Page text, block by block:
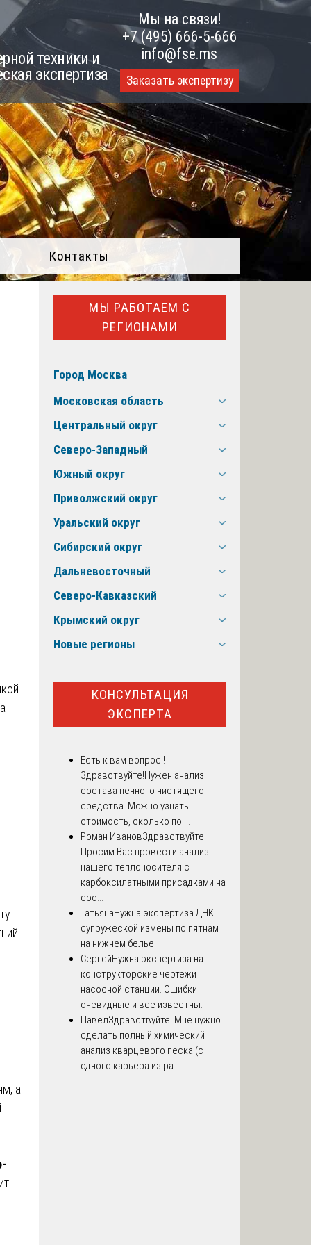
техники и
экспертиза
Мы на связи!
+7 (495) 666-5-666
info@fse.ms
Заказать экспертизу
Контакты
а
МЫ РАБОТАЕМ С
РЕГИОНАМИ
Город Москва
Московская область
Центральный округ
Северо-Западный
Южный округ
Приволжский округ
Уральский округ
Сибирский округ
Дальневосточный
Северо-Кавказский
Крымский округ
Новые регионы
КОНСУЛЬТАЦИЯ
ЭКСПЕРТА
Есть к вам вопрос !
Здравствуйте!Нужен анализ
состава пенного чистящего
средства. Можно узнать
стоимость, сколько по ...
Роман ИвановЗдравствуйте.
Просим Вас провести анализ
нашего теплоносителя с
карбоксилатными присадками на
соо...
ТатьянаНужна экспертиза ДНК
супружеской измены по пятнам
на нижнем белье
СергейНужна экспертиза на
конструкторские чертежи
насосной станции. Ошибки
очевидные и все известны.
ПавелЗдравствуйте. Мне нужно
сделать полный химический
анализ кварцевого песка (с
одного карьера из ра...